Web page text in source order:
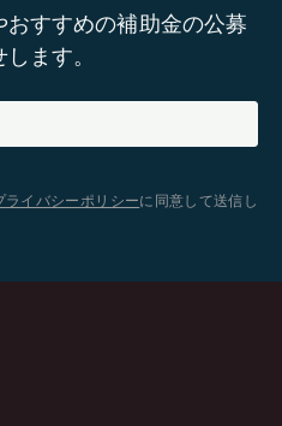
すすめの補助金の公募
ます。
ライバシーポリシーに同意して送信し